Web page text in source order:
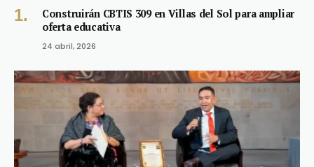
Construirán CBTIS 309 en Villas del Sol para ampliar
oferta educativa
24 abril, 2026